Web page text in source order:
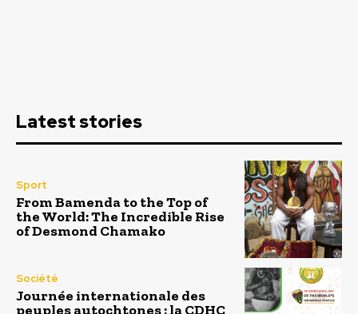
Latest stories
Sport
From Bamenda to the Top of
the World: The Incredible Rise
of Desmond Chamako
Société
Journée internationale des
peuples autochtones : la CDHC